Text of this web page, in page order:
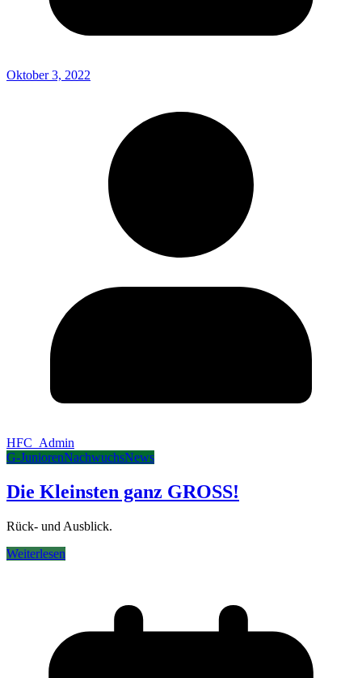
Oktober 3, 2022
HFC_Admin
G-JuniorenNachwuchsNews
Die Kleinsten ganz GROSS!
Rück- und Ausblick.
Weiterlesen